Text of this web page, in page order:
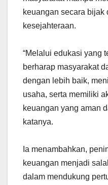
keuangan secara bijak
kesejahteraan.
“Melalui edukasi yang
berharap masyarakat
dengan lebih baik,
usaha, serta memiliki
keuangan yang aman
katanya.
Ia menambahkan,
keuangan menjadi
dalam mendukung